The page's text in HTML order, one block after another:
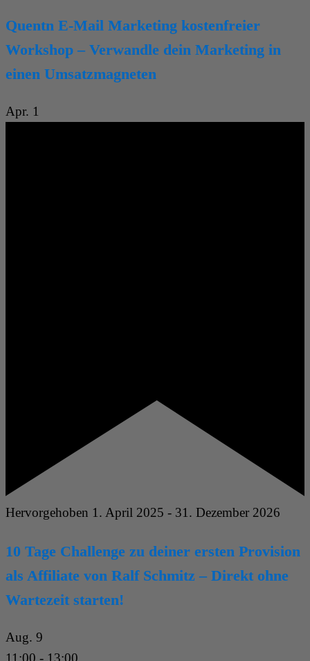
Quentn E-Mail Marketing kostenfreier
Workshop – Verwandle dein Marketing in
einen Umsatzmagneten
Apr. 1
Hervorgehoben 1. April 2025 - 31. Dezember 2026
10 Tage Challenge zu deiner ersten Provision
als Affiliate von Ralf Schmitz – Direkt ohne
Wartezeit starten!
Aug. 9
11:00 - 13:00